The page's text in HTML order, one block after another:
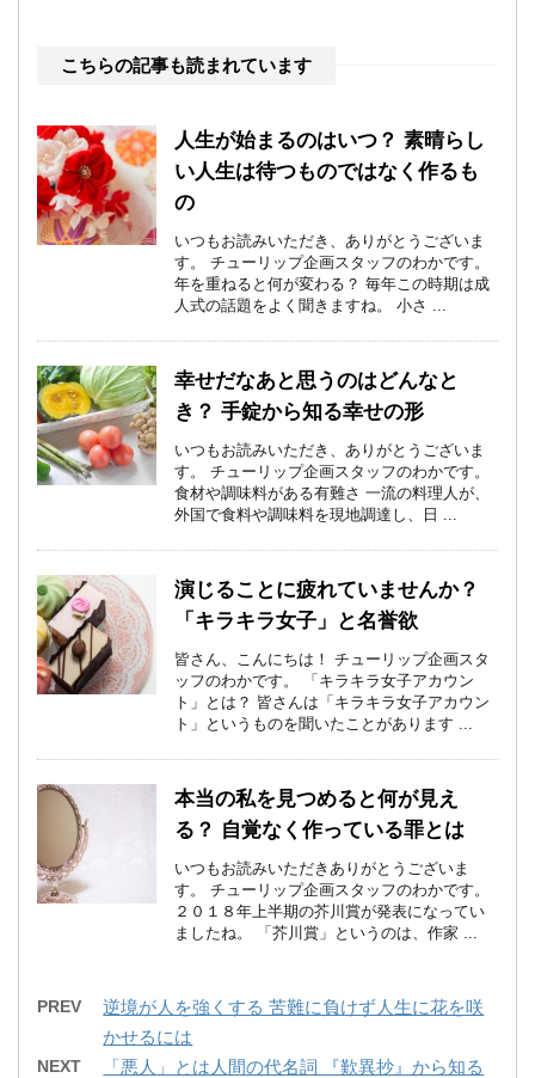
こちらの記事も読まれています
人生が始まるのはいつ？ 素晴らし
い人生は待つものではなく作るも
の
いつもお読みいただき、ありがとうございま
す。 チューリップ企画スタッフのわかです。
年を重ねると何が変わる？ 毎年この時期は成
人式の話題をよく聞きますね。 小さ ...
幸せだなあと思うのはどんなと
き？ 手錠から知る幸せの形
いつもお読みいただき、ありがとうございま
す。 チューリップ企画スタッフのわかです。
食材や調味料がある有難さ 一流の料理人が、
外国で食料や調味料を現地調達し、日 ...
演じることに疲れていませんか？
「キラキラ女子」と名誉欲
皆さん、こんにちは！ チューリップ企画スタ
ッフのわかです。 「キラキラ女子アカウン
ト」とは？ 皆さんは「キラキラ女子アカウン
ト」というものを聞いたことがあります ...
本当の私を見つめると何が見え
る？ 自覚なく作っている罪とは
いつもお読みいただきありがとうございま
す。 チューリップ企画スタッフのわかです。
２０１８年上半期の芥川賞が発表になってい
ましたね。 「芥川賞」というのは、作家 ...
PREV
逆境が人を強くする 苦難に負けず人生に花を咲
かせるには
NEXT 「悪人」とは人間の代名詞 『歎異抄』から知る